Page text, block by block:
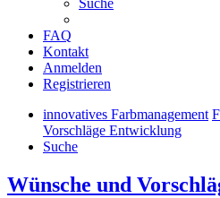
Suche
FAQ
Kontakt
Anmelden
Registrieren
innovatives Farbmanagement
Vorschläge Entwicklung
Suche
Wünsche und